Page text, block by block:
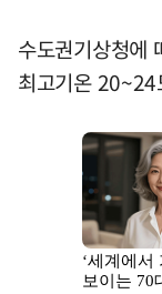
수도권기상청에
최고기온 20~24